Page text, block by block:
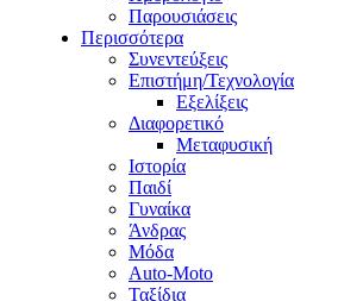
Παρουσιάσεις
Περισσότερα
Συνεντεύξεις
Επιστήμη/Τεχνολογία
Εξελίξεις
Διαφορετικό
Μεταφυσική
Ιστορία
Παιδί
Γυναίκα
Άνδρας
Μόδα
Auto-Moto
Ταξίδια